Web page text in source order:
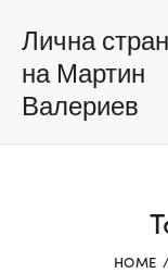
Лична
на Мартин
Валериев
HOME